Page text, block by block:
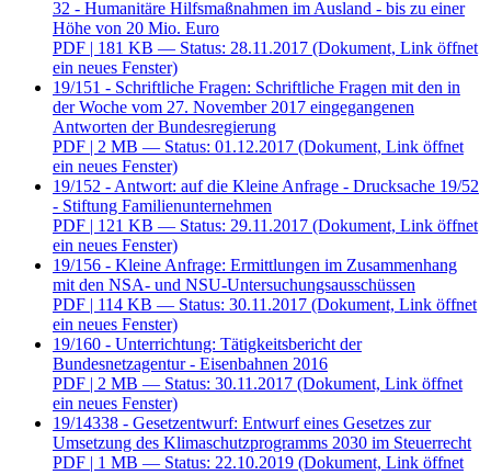
32 - Humanitäre Hilfsmaßnahmen im Ausland - bis zu einer
Höhe von 20 Mio. Euro
PDF | 181 KB — Status: 28.11.2017 (Dokument, Link öffnet
ein neues Fenster)
19/151 - Schriftliche Fragen: Schriftliche Fragen mit den in
der Woche vom 27. November 2017 eingegangenen
Antworten der Bundesregierung
PDF | 2 MB — Status: 01.12.2017 (Dokument, Link öffnet
ein neues Fenster)
19/152 - Antwort: auf die Kleine Anfrage - Drucksache 19/52
- Stiftung Familienunternehmen
PDF | 121 KB — Status: 29.11.2017 (Dokument, Link öffnet
ein neues Fenster)
19/156 - Kleine Anfrage: Ermittlungen im Zusammenhang
mit den NSA- und NSU-Untersuchungsausschüssen
PDF | 114 KB — Status: 30.11.2017 (Dokument, Link öffnet
ein neues Fenster)
19/160 - Unterrichtung: Tätigkeitsbericht der
Bundesnetzagentur - Eisenbahnen 2016
PDF | 2 MB — Status: 30.11.2017 (Dokument, Link öffnet
ein neues Fenster)
19/14338 - Gesetzentwurf: Entwurf eines Gesetzes zur
Umsetzung des Klimaschutzprogramms 2030 im Steuerrecht
PDF | 1 MB — Status: 22.10.2019 (Dokument, Link öffnet